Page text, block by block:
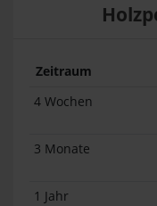
Zeitraum
4 Wochen
3 Monate
1 Jahr